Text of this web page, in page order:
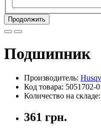
Продолжить
Подшипник
Производитель:
Код товара: 5051702-
Количество на
361 грн.